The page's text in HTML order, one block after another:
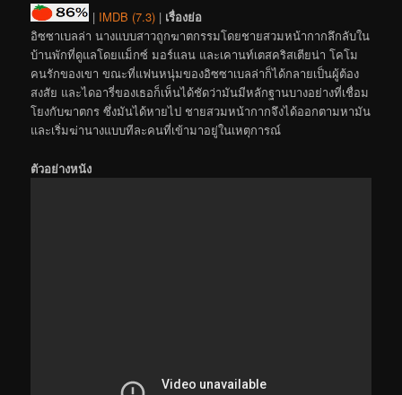
| IMDB (7.3) | เรื่องย่อ
อิซซาเบลล่า นางแบบสาวถูกฆาตกรรมโดยชายสวมหน้ากากลึกลับใน
บ้านพักที่ดูแลโดยแม็กซ์ มอร์แลน และเคานท์เตสคริสเตียน่า โคโม
คนรักของเขา ขณะที่แฟนหนุ่มของอิซซาเบลล่าก็ได้กลายเป็นผู้ต้อง
สงสัย และไดอารี่ของเธอก็เห็นได้ชัดว่ามันมีหลักฐานบางอย่างที่เชื่อม
โยงกับฆาตกร ซึ่งมันได้หายไป ชายสวมหน้ากากจึงได้ออกตามหามัน
และเริ่มฆ่านางแบบทีละคนที่เข้ามาอยู่ในเหตุการณ์
ตัวอย่างหนัง